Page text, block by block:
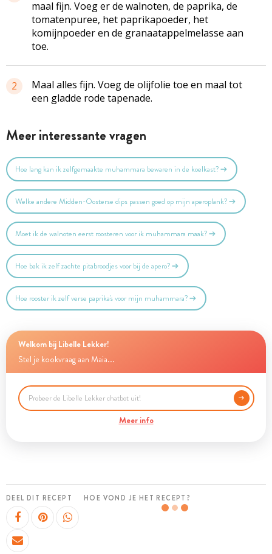
maal fijn. Voeg er de walnoten, de paprika, de
tomatenpuree, het paprikapoeder, het
komijnpoeder en de granaatappelmelasse aan
toe.
2
Maal alles fijn. Voeg de olijfolie toe en maal tot
een gladde rode tapenade.
Meer interessante vragen
Hoe lang kan ik zelfgemaakte muhammara bewaren in de koelkast?
Welke andere Midden-Oosterse dips passen goed op mijn aperoplank?
Moet ik de walnoten eerst roosteren voor ik muhammara maak?
Hoe bak ik zelf zachte pitabroodjes voor bij de apero?
Hoe rooster ik zelf verse paprika's voor mijn muhammara?
Welkom bij Libelle Lekker!
Stel je kookvraag aan Maia...
Meer info
DEEL DIT RECEPT HOE VOND JE HET RECEPT?